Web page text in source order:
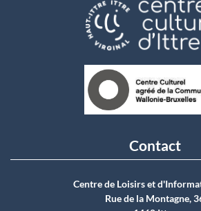
Contact
Centre de Loisirs et
Rue de la Montagne,